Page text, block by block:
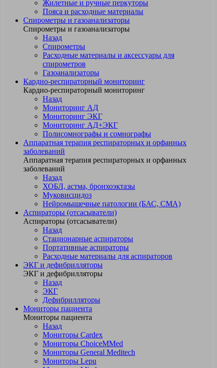
Жилетные и ручные перкуторы
Пояса и расходные материалы
Спирометры и газоанализаторы
Спирометры и газоанализаторы
Назад
Спирометры
Расходные материалы и аксессуары для
спирометров
Газоанализаторы
Кардио-респираторный мониторинг
Кардио-респираторный мониторинг
Назад
Мониторинг АД
Мониторинг ЭКГ
Мониторинг АД+ЭКГ
Полисомнографы и сомнографы
Аппаратная терапия респираторных и орфанных
заболеваний
Аппаратная терапия респираторных и орфанных
заболеваний
Назад
ХОБЛ, астма, бронхоэктазы
Муковисцидоз
Нейромышечные патологии (БАС, СМА)
Аспираторы (отсасыватели)
Аспираторы (отсасыватели)
Назад
Стационарные аспираторы
Портативные аспираторы
Расходные материалы для аспираторов
ЭКГ и дефибрилляторы
ЭКГ и дефибрилляторы
Назад
ЭКГ
Дефибрилляторы
Мониторы пациента
Мониторы пациента
Назад
Мониторы Cardex
Мониторы ChoiceMMed
Мониторы General Meditech
Мониторы Lepu